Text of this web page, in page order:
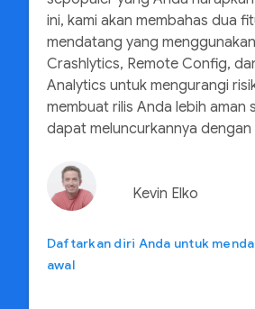
ini, kami akan membahas dua
mendatang yang
Crashlytics, Remote Config,
Analytics untuk mengurangi
membuat rilis Anda lebih aman
dapat meluncurkannya
Kevin Elko
Daftarkan diri Anda untuk
awal